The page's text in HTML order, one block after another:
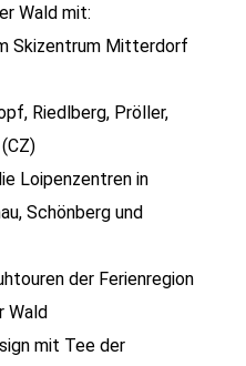
Wald mit:
Skizentrum Mitterdorf
Riedlberg, Pröller,
Loipenzentren in
Schönberg und
der Ferienregion
Wald
mit Tee der